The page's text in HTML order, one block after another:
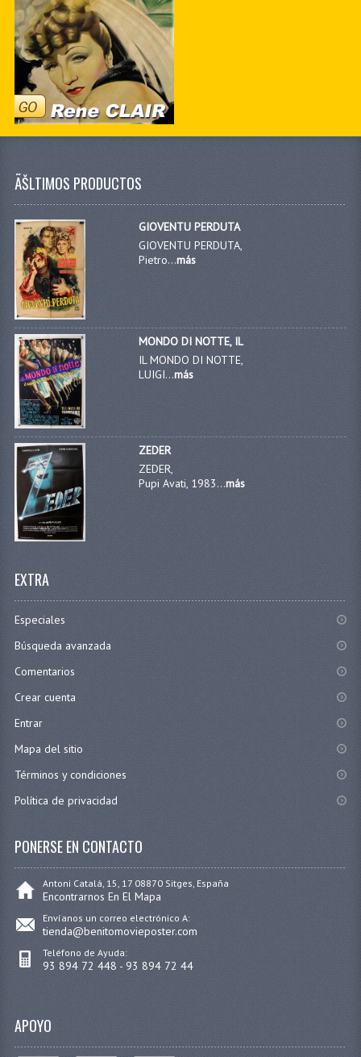
ÃŠLTIMOS PRODUCTOS
GIOVENTU PERDUTA
GIOVENTU PERDUTA,
Pietro...más
MONDO DI NOTTE, IL
IL MONDO DI NOTTE,
LUIGI...más
ZEDER
ZEDER,
Pupi Avati, 1983...más
EXTRA
Especiales
Búsqueda avanzada
Comentarios
Crear cuenta
Entrar
Mapa del sitio
Términos y condiciones
Política de privacidad
PONERSE EN CONTACTO
Antoni Catalá, 15, 17 08870 Sitges, España
Encontrarnos En El Mapa
Envíanos un correo electrónico A:
tienda@benitomovieposter.com
Teléfono de Ayuda:
93 894 72 448 - 93 894 72 44
APOYO